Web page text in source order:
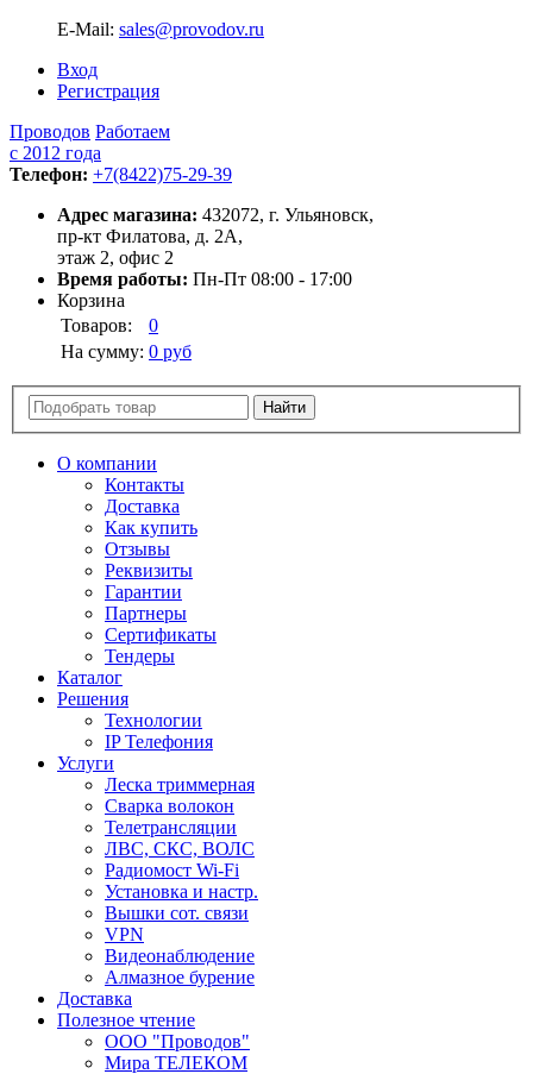
E-Mail: sales@provodov.ru
Вход
Регистрация
Проводов Работаем
с 2012 года
Телефон: +7(8422)75-29-39
Адрес магазина: 432072, г. Ульяновск,
пр-кт Филатова, д. 2А,
этаж 2, офис 2
Время работы: Пн-Пт 08:00 - 17:00
Корзина
Товаров:
0
На сумму: 0 руб
О компании
Контакты
Доставка
Как купить
Отзывы
Реквизиты
Гарантии
Партнеры
Сертификаты
Тендеры
Каталог
Решения
Технологии
IP Телефония
Услуги
Леска триммерная
Сварка волокон
Телетрансляции
ЛВС, СКС, ВОЛС
Радиомост Wi-Fi
Установка и настр.
Вышки сот. связи
VPN
Видеонаблюдение
Алмазное бурение
Доставка
Полезное чтение
ООО "Проводов"
Мира ТЕЛЕКОМ